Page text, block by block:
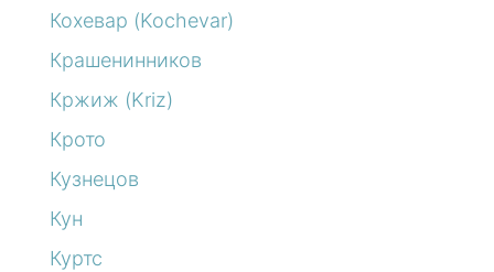
Кохевар (Kochevar)
Крашенинников
Кржиж (Kriz)
Крото
Кузнецов
Кун
Куртс